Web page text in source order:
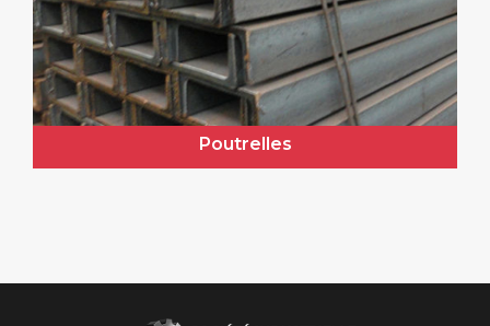
Poutrelles